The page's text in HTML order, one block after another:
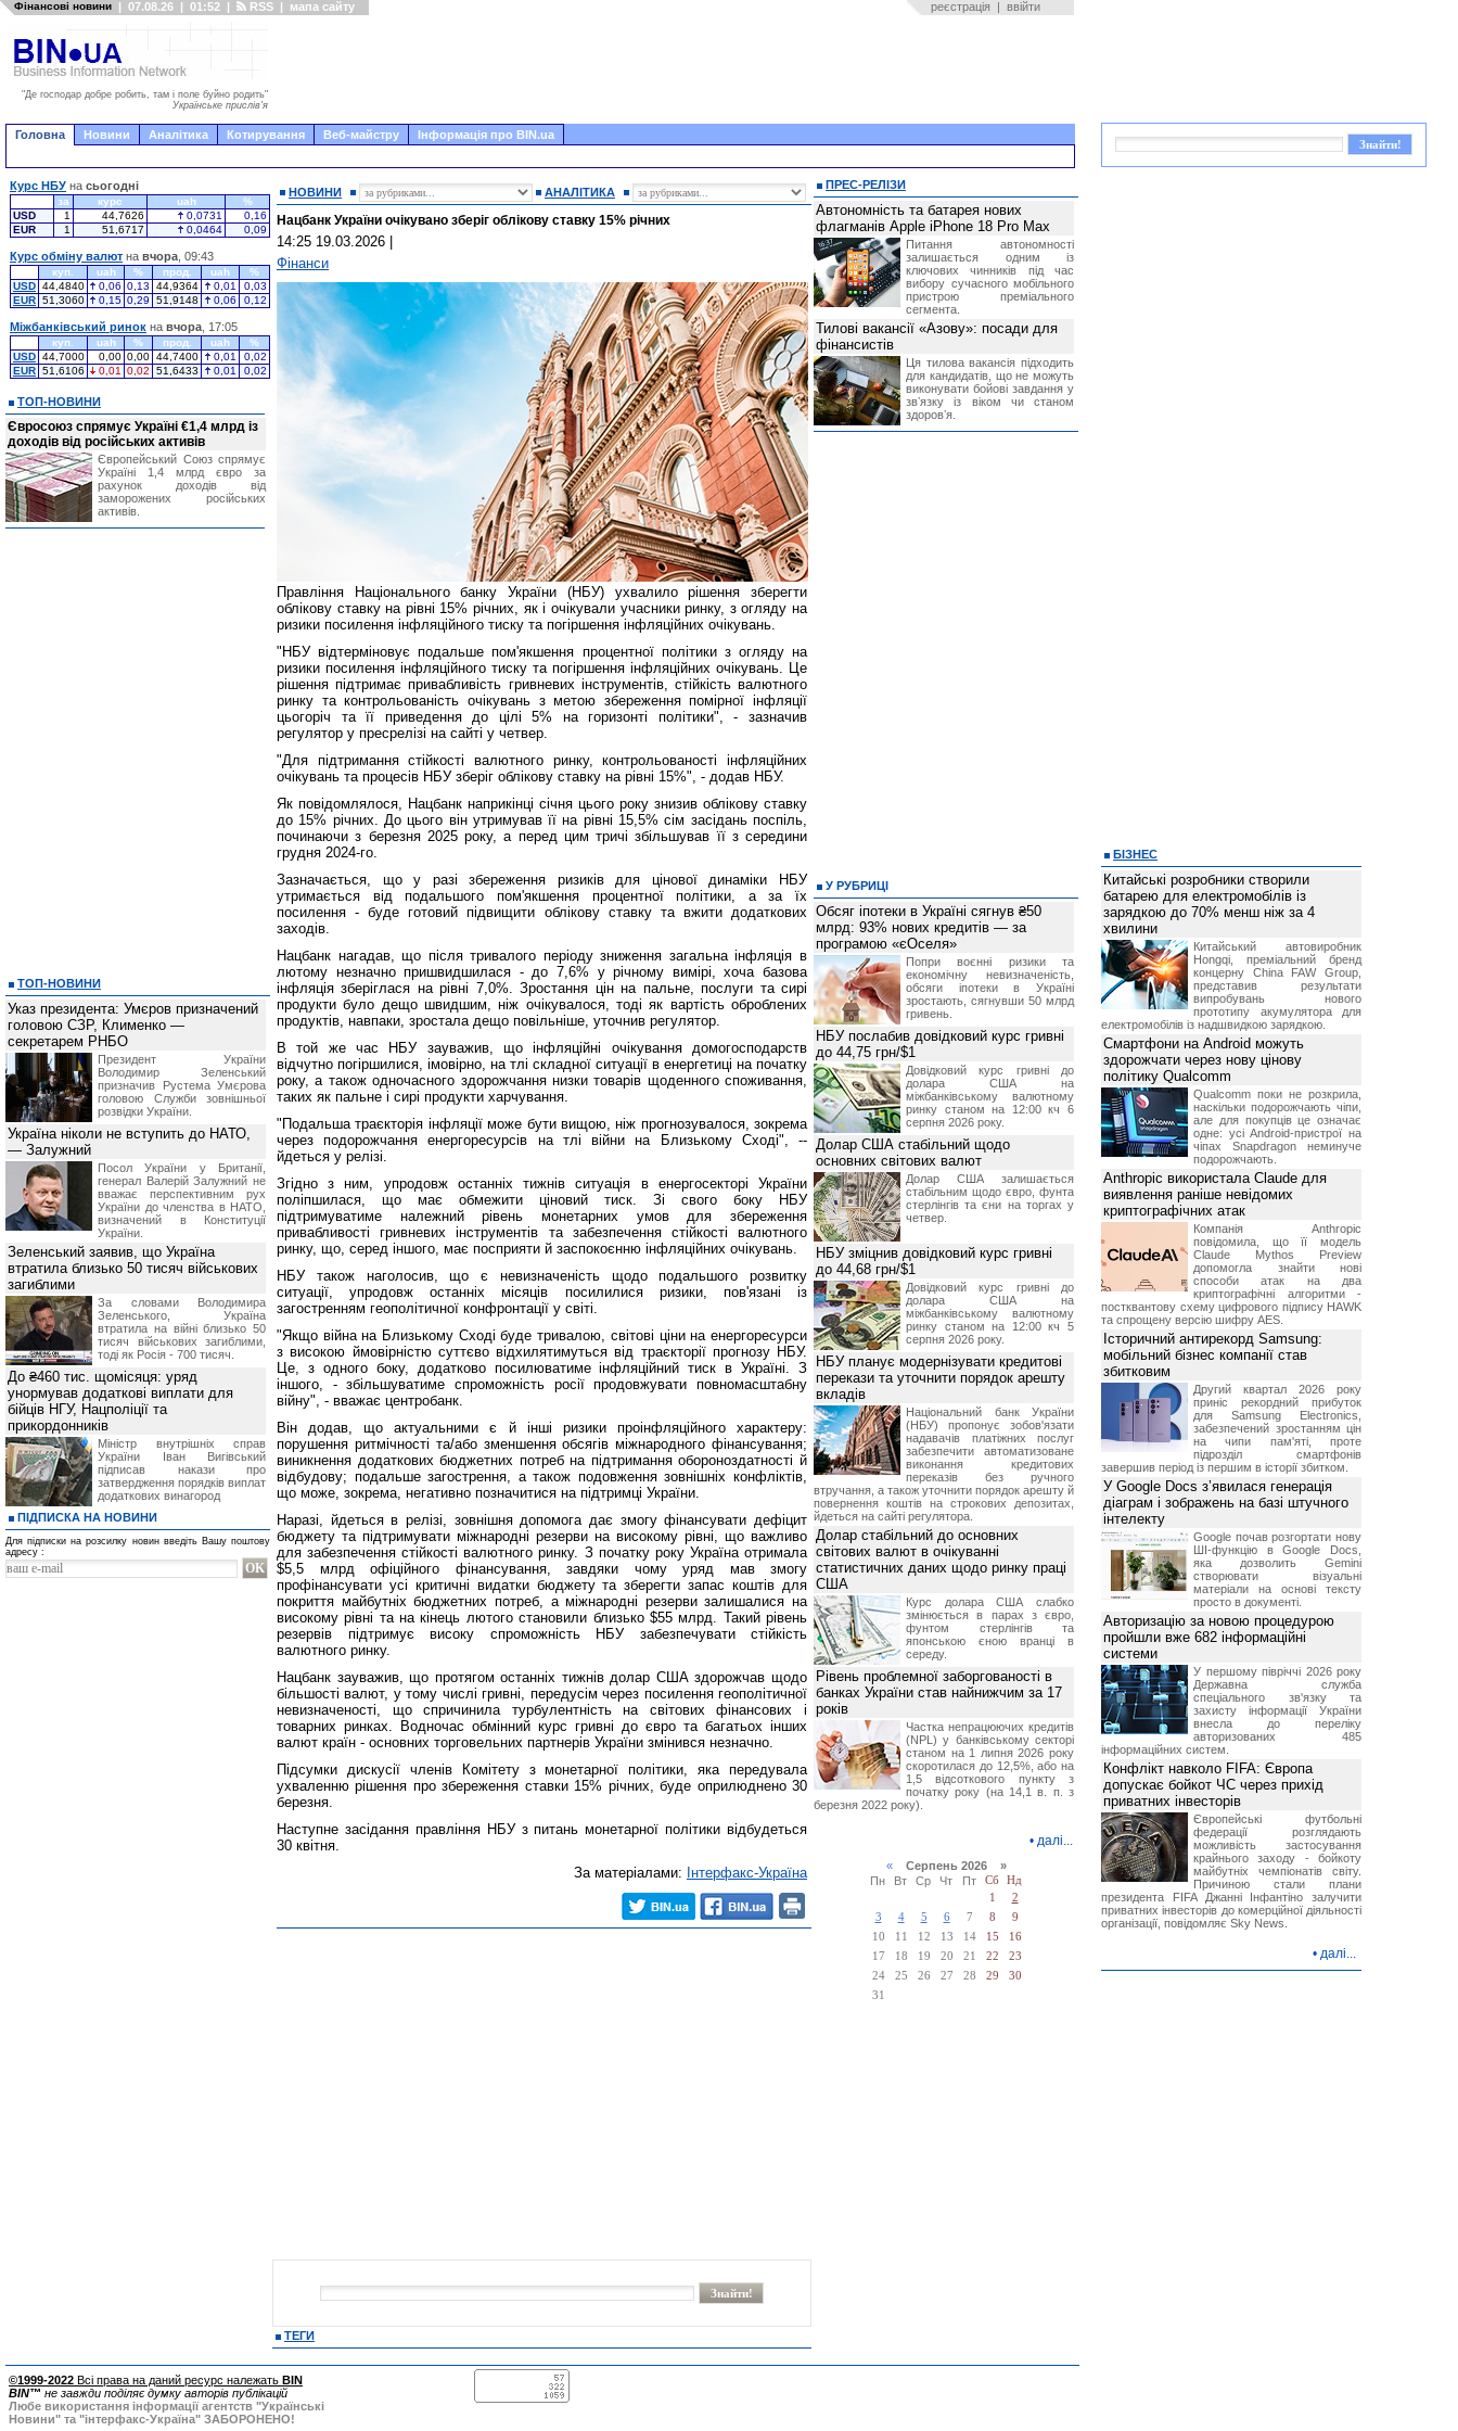
Фінансові новини | 07.08.26 | 01:52 | RSS | мапа сайту реєстрація | ввійти
"Де господар добре робить, там і поле буйно родить"
Українське прислів'я
Головна Новини Аналітика Котирування Веб-майстру Інформація про BIN.ua
НОВИНИ АНАЛІТИКА
Нацбанк України очікувано зберіг облікову ставку 15% річних
14:25 19.03.2026
Фінанси
Правління Національного банку України (НБУ) ухвалило рішення зберегти
облікову ставку на рівні 15% річних, як і очікували учасники ринку, з огляду на
ризики посилення інфляційного тиску та погіршення інфляційних очікувань.
"НБУ відтерміновує подальше пом'якшення процентної політики з огляду на
ризики посилення інфляційного тиску та погіршення інфляційних очікувань. Це
рішення підтримає привабливість гривневих інструментів, стійкість валютного
ринку та контрольованість очікувань з метою збереження помірної інфляції
цьогоріч та її приведення до цілі 5% на горизонті політики", - зазначив
регулятор у пресрелізі на сайті у четвер.
"Для підтримання стійкості валютного ринку, контрольованості інфляційних
очікувань та процесів НБУ зберіг облікову ставку на рівні 15%", - додав НБУ.
Як повідомлялося, Нацбанк наприкінці січня цього року знизив облікову ставку
до 15% річних. До цього він утримував її на рівні 15,5% сім засідань поспіль,
починаючи з березня 2025 року, а перед цим тричі збільшував її з середини
грудня 2024-го.
Зазначається, що у разі збереження ризиків для цінової динаміки НБУ
утримається від подальшого пом'якшення процентної політики, а за їх
посилення - буде готовий підвищити облікову ставку та вжити додаткових
заходів.
Нацбанк нагадав, що після тривалого періоду зниження загальна інфляція в
лютому незначно пришвидшилася - до 7,6% у річному вимірі, хоча базова
інфляція зберіглася на рівні 7,0%. Зростання цін на пальне, послуги та сирі
продукти було дещо швидшим, ніж очікувалося, тоді як вартість оброблених
продуктів, навпаки, зростала дещо повільніше, уточнив регулятор.
В той же час НБУ зауважив, що інфляційні очікування домогосподарств
відчутно погіршилися, імовірно, на тлі складної ситуації в енергетиці на початку
року, а також одночасного здорожчання низки товарів щоденного споживання,
таких як пальне і сирі продукти харчування.
"Подальша траєкторія інфляції може бути вищою, ніж прогнозувалося, зокрема
через подорожчання енергоресурсів на тлі війни на Близькому Сході", --
йдеться у релізі.
Згідно з ним, упродовж останніх тижнів ситуація в енергосекторі України
поліпшилася, що має обмежити ціновий тиск. Зі свого боку НБУ
підтримуватиме належний рівень монетарних умов для збереження
привабливості гривневих інструментів та забезпечення стійкості валютного
ринку, що, серед іншого, має посприяти й заспокоєнню інфляційних очікувань.
НБУ також наголосив, що є невизначеність щодо подальшого розвитку
ситуації, упродовж останніх місяців посилилися ризики, пов'язані із
загостренням геополітичної конфронтації у світі.
"Якщо війна на Близькому Сході буде тривалою, світові ціни на енергоресурси
з високою ймовірністю суттєво відхилятимуться від траєкторії прогнозу НБУ.
Це, з одного боку, додатково посилюватиме інфляційний тиск в Україні. З
іншого, - збільшуватиме спроможність росії продовжувати повномасштабну
війну", - вважає центробанк.
Він додав, що актуальними є й інші ризики проінфляційного характеру:
порушення ритмічності та/або зменшення обсягів міжнародного фінансування;
виникнення додаткових бюджетних потреб на підтримання обороноздатності й
відбудову; подальше загострення, а також подовження зовнішніх конфліктів,
що може, зокрема, негативно позначитися на підтримці України.
Наразі, йдеться в релізі, зовнішня допомога дає змогу фінансувати дефіцит
бюджету та підтримувати міжнародні резерви на високому рівні, що важливо
для забезпечення стійкості валютного ринку. З початку року Україна отримала
$5,5 млрд офіційного фінансування, завдяки чому уряд мав змогу
профінансувати усі критичні видатки бюджету та зберегти запас коштів для
покриття майбутніх бюджетних потреб, а міжнародні резерви залишалися на
високому рівні та на кінець лютого становили близько $55 млрд. Такий рівень
резервів підтримує високу спроможність НБУ забезпечувати стійкість
валютного ринку.
Нацбанк зауважив, що протягом останніх тижнів долар США здорожчав щодо
більшості валют, у тому числі гривні, передусім через посилення геополітичної
невизначеності, що спричинила турбулентність на світових фінансових і
товарних ринках. Водночас обмінний курс гривні до євро та багатьох інших
валют країн - основних торговельних партнерів України змінився незначно.
Підсумки дискусії членів Комітету з монетарної політики, яка передувала
ухваленню рішення про збереження ставки 15% річних, буде оприлюднено 30
березня.
Наступне засідання правління НБУ з питань монетарної політики відбудеться
30 квітня.
За матеріалами: Інтерфакс-Україна
ТЕГИ
Курс НБУ на сьогодні
за курс uah
%
USD
1 44,7626 0,0731
0,16
EUR
1 51,6717 0,0464 0,09
Курс обміну валют на вчора , 09:43
куп. uah % прод. uah
%
USD 44,4840 0,06 0,13 44,9364 0,01
0,03
EUR 51,3060 0,15 0,29 51,9148 0,06 0,12
Міжбанківський ринок на вчора , 17:05
куп. uah % прод. uah
%
USD 44,7000 0,00 0,00 44,7400 0,01
0,02
EUR 51,6106 0,01 0,02 51,6433 0,01 0,02
ТОП-НОВИНИ
Євросоюз спрямує Україні €1,4 млрд із
доходів від російських активів
Європейський Союз спрямує
Україні 1,4 млрд євро за
рахунок доходів від
заморожених російських
активів.
ТОП-НОВИНИ
Указ президента: Умєров призначений
головою СЗР, Клименко —
секретарем РНБО
Президент України
Володимир Зеленський
призначив Pустема Умєрова
головою Служби зовнішньої
розвідки України.
Україна ніколи не вступить до НАТО,
— Залужний
Посол України у Британії,
генерал Валерій Залужний не
вважає перспективним рух
України до членства в НАТО,
визначений в Конституції
України.
Зеленський заявив, що Україна
втратила близько 50 тисяч військових
загиблими
За словами Володимира
Зеленського, Україна
втратила на війні близько 50
тисяч військових загиблими,
тоді як Росія - 700 тисяч.
До ₴460 тис. щомісяця: уряд
унормував додаткові виплати для
бійців НГУ, Нацполіції та
прикордонників
Міністр внутрішніх справ
України Іван Вигівський
підписав накази про
затвердження порядків виплат
додаткових винагород
ПІДПИСКА НА НОВИНИ
Для підписки на розсилку новин введіть Вашу поштову
адресу :
ПРЕС-РЕЛІЗИ
Автономність та батарея нових
флагманів Apple iPhone 18 Pro Max
Питання автономності
залишається одним із
ключових чинників під час
вибору сучасного мобільного
пристрою преміального
сегмента.
Тилові вакансії «Азову»: посади для
фінансистів
Ця тилова вакансія підходить
для кандидатів, що не можуть
виконувати бойові завдання у
звʼязку із віком чи станом
здоровʼя.
У РУБРИЦІ
Обсяг іпотеки в Україні сягнув ₴50
млрд: 93% нових кредитів — за
програмою «єОселя»
Попри воєнні ризики та
економічну невизначеність,
обсяги іпотеки в Україні
зростають, сягнувши 50 млрд
гривень.
НБУ послабив довідковий курс гривні
до 44,75 грн/$1
Довідковий курс гривні до
долара США на
міжбанківському валютному
ринку станом на 12:00 кч 6
серпня 2026 року.
Долар США стабільний щодо
основних світових валют
Долар США залишається
стабільним щодо євро, фунта
стерлінгів та єни на торгах у
четвер.
НБУ зміцнив довідковий курс гривні
до 44,68 грн/$1
Довідковий курс гривні до
долара США на
міжбанківському валютному
ринку станом на 12:00 кч 5
серпня 2026 року.
НБУ планує модернізувати кредитові
перекази та уточнити порядок арешту
вкладів
Національний банк України
(НБУ) пропонує зобов'язати
надавачів платіжних послуг
забезпечити автоматизоване
виконання кредитових
переказів без ручного
втручання, а також уточнити порядок арешту й
повернення коштів на строкових депозитах,
йдеться на сайті регулятора.
Долар стабільний до основних
світових валют в очікуванні
статистичних даних щодо ринку праці
США
Курс долара США слабко
змінюється в парах з євро,
фунтом стерлінгів та
японською єною вранці в
середу.
Рівень проблемної заборгованості в
банках України став найнижчим за 17
років
Частка непрацюючих кредитів
(NPL) у банківському секторі
станом на 1 липня 2026 року
скоротилася до 12,5%, або на
1,5 відсоткового пункту з
початку року (на 14,1 в. п. з
березня 2022 року).
• далі...
«Серпень 2026 »
Пн
Вт Ср Чт Пт Сб
Нд
1
2
3
4 5 6 7 8
9
10
11 12 13 14 15
16
17
18 19 20 21 22
23
24
25 26 27 28 29
30
31
©1999-2022 Всі права на даний ресурс належать BIN
BIN™ не завжди поділяє думку авторів публікацій
Любе використання інформації агентств "Українські
Новини" та "інтерфакс-Україна" ЗАБОРОНЕНО!
БІЗНЕС
Китайські розробники створили
батарею для електромобілів із
зарядкою до 70% менш ніж за 4
хвилини
Китайський автовиробник
Hongqi, преміальний бренд
концерну China FAW Group,
представив результати
випробувань нового
прототипу акумулятора для
електромобілів із надшвидкою зарядкою.
Смартфони на Android можуть
здорожчати через нову цінову
політику Qualcomm
Qualcomm поки не розкрила,
наскільки подорожчають чіпи,
але для покупців це означає
одне: усі Android-пристрої на
чіпах Snapdragon неминуче
подорожчають.
Anthropic використала Claude для
виявлення раніше невідомих
криптографічних атак
Компанія Anthropic
повідомила, що її модель
Claude Mythos Preview
допомогла знайти нові
способи атак на два
криптографічні алгоритми -
постквантову схему цифрового підпису HAWK
та спрощену версію шифру AES.
Історичний антирекорд Samsung:
мобільний бізнес компанії став
збитковим
Другий квартал 2026 року
приніс рекордний прибуток
для Samsung Electronics,
забезпечений зростанням цін
на чипи пам'яті, проте
підрозділ смартфонів
завершив період із першим в історії збитком.
У Google Docs з’явилася генерація
діаграм і зображень на базі штучного
інтелекту
Google почав розгортати нову
ШІ-функцію в Google Docs,
яка дозволить Gemini
створювати візуальні
матеріали на основі тексту
просто в документі.
Авторизацію за новою процедурою
пройшли вже 682 інформаційні
системи
У першому півріччі 2026 року
Державна служба
спеціального зв'язку та
захисту інформації України
внесла до переліку
авторизованих 485
інформаційних систем.
Конфлікт навколо FIFA: Європа
допускає бойкот ЧС через прихід
приватних інвесторів
Європейські футбольні
федерації розглядають
можливість застосування
крайнього заходу - бойкоту
майбутніх чемпіонатів світу.
Причиною стали плани
президента FIFA Джанні Інфантіно залучити
приватних інвесторів до комерційної діяльності
організації, повідомляє Sky News.
• далі...